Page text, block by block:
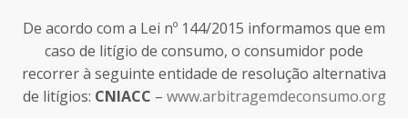
De acordo com a Lei nº 144/2015 informamos que em
caso de litígio de consumo, o consumidor pode
recorrer à seguinte entidade de resolução alternativa
de litígios: CNIACC – www.arbitragemdeconsumo.org